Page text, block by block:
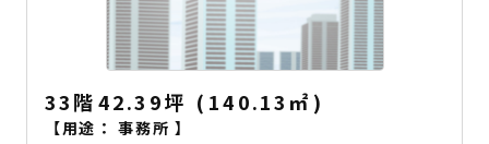
33階42.39坪 ( 140.13 ㎡ )
【用途：事務所 】